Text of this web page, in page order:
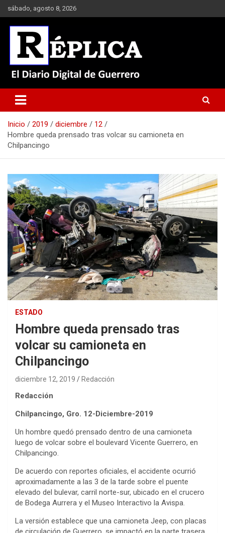
Saltar
al
contenido
sábado, agosto 8, 2026
Réplica
Inicio 2019 diciembre
12
Hombre queda prensado tras volcar su camioneta en
Chilpancingo
ESTADO
Hombre queda prensado tras
volcar su camioneta en
Chilpancingo
diciembre 12, 2019 Redacción
Redacción
Chilpancingo, Gro. 12-Diciembre-2019
Un hombre quedó prensado dentro de una camioneta
luego de volcar sobre el boulevard Vicente Guerrero, en
Chilpancingo.
De acuerdo con reportes oficiales, el accidente ocurrió
aproximadamente a las 3 de la tarde sobre el puente
elevado del bulevar, carril norte-sur, ubicado en el crucero
de Bodega Aurrera y el Museo Interactivo la Avispa.
La versión establece que una camioneta Jeep, con placas